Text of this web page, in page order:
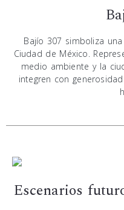
Bajío 307 simboliza
Ciudad de México.
medio ambiente y la
integren con
Escenarios